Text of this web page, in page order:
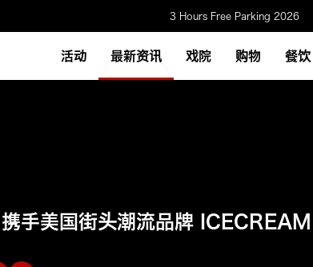
3 Hours Free Parking 2026
活动 最新资讯 戏院 购物 餐饮
手美国街头潮流品牌 ICECREAM